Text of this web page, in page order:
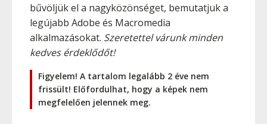
bűvöljük el a nagyközönséget, bemutatjuk a
legújabb Adobe és Macromedia
alkalmazásokat. Szeretettel várunk minden
kedves érdeklődőt!
Figyelem! A tartalom legalább 2 éve nem
frissült! Előfordulhat, hogy a képek nem
megfelelően jelennek meg.